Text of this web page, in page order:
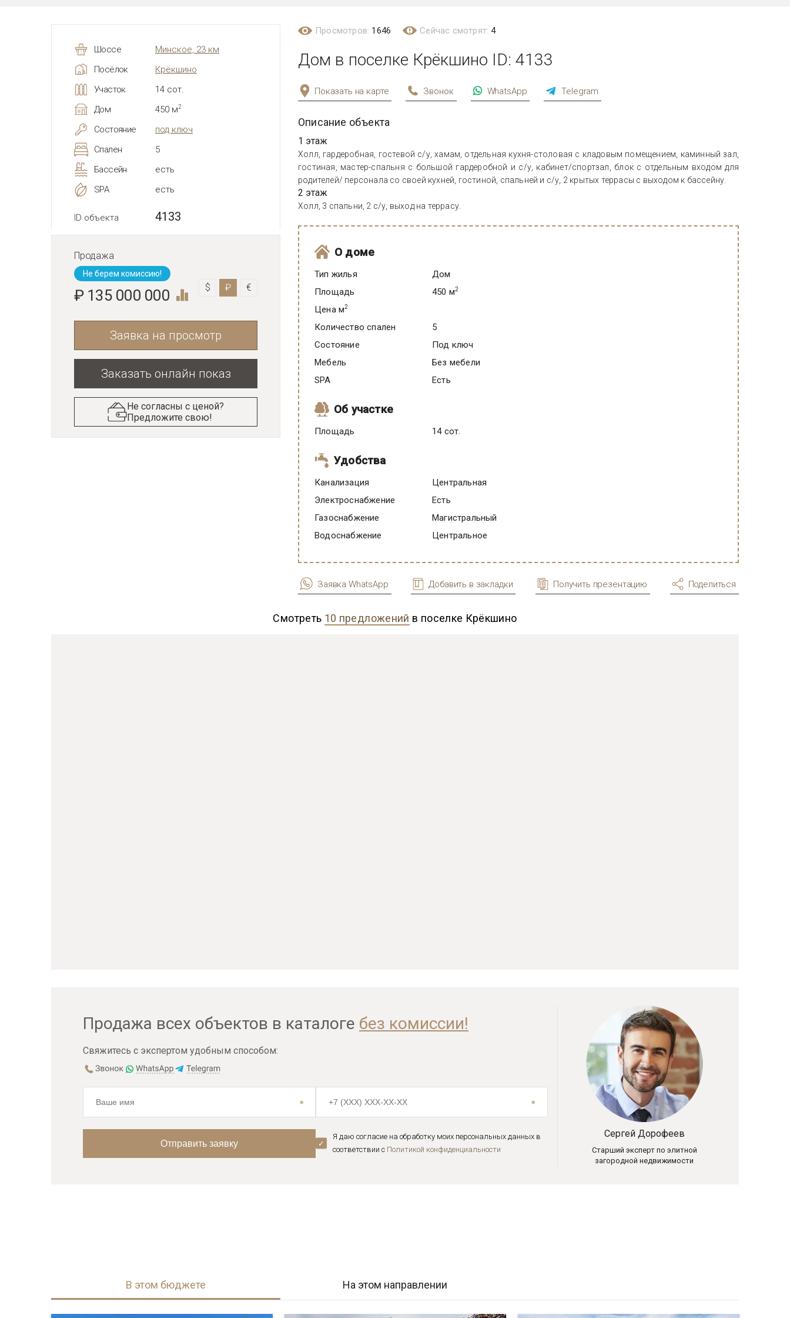
Шоссе
Минское, 23 км
Посёлок
Крёкшино
Участок
14 сот.
Дом
450 м2
Состояние
под ключ
Спален
5
Бассейн
есть
SPA
есть
ID объекта 4133
Продажа
Не берем комиссию!
₽ 135 000 000 $ ₽ €
Заявка на просмотр
Заказать онлайн показ
Не согласны с ценой?
Предложите свою!
Просмотров: 1646 Сейчас смотрят:4
Дом в поселке Крёкшино ID: 4133
Показать на карте Звонок WhatsApp Telegram
Описание объекта
1 этаж
Холл, гардеробная, гостевой с/у, хамам, отдельная кухня-столовая с кладовым помещением, каминный зал,
гостиная, мастер-спальня с большой гардеробной и с/у, кабинет/спортзал, блок с отдельным входом для
родителей/ персонала со своей кухней, гостиной, спальней и с/у, 2 крытых террасы с выходом к бассейну.
2 этаж
Холл, 3 спальни, 2 с/у, выход на террасу.
О доме
Тип жилья
Дом
Площадь
450 м2
Цена м2
Количество спален
5
Состояние
под ключ
Мебель
Без мебели
SPA
есть
Об участке
Площадь 14 сот.
Удобства
Канализация
Центральная
Электроснабжение
есть
Газоснабжение
Магистральный
Водоснабжение
Центральное
Заявка WhatsApp Добавить в закладки Получить презентацию Поделиться
Смотреть 10 предложений в поселке Крёкшино
Продажа всех объектов в каталоге без комиссии!
Свяжитесь с экспертом удобным способом:
Я даю согласие на обработку моих персональных данных в
соответствии с Политикой конфиденциальноcти
Сергей Дорофеев
Старший эксперт по элитной
загородной недвижимости
В этом бюджете На этом направлении